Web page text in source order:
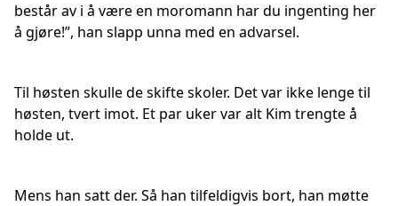
består av i å være en moromann har du ingenting her
å gjøre!”, han slapp unna med en advarsel.
Til høsten skulle de skifte skoler. Det var ikke lenge til
høsten, tvert imot. Et par uker var alt Kim trengte å
holde ut.
Mens han satt der. Så han tilfeldigvis bort, han møtte